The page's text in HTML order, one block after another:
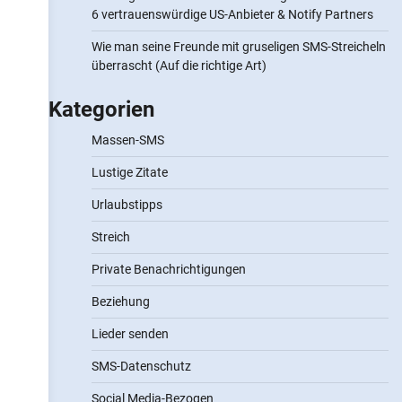
6 vertrauenswürdige US-Anbieter & Notify Partners
Wie man seine Freunde mit gruseligen SMS-Streicheln
überrascht (Auf die richtige Art)
Kategorien
Massen-SMS
Lustige Zitate
Urlaubstipps
Streich
Private Benachrichtigungen
Beziehung
Lieder senden
SMS-Datenschutz
Social Media-Bezogen